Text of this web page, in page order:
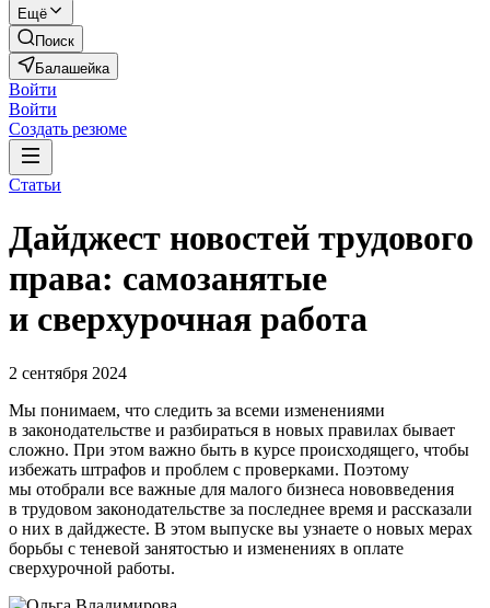
Ещё
Поиск
Балашейка
Войти
Войти
Создать резюме
Статьи
Дайджест новостей трудового
права: самозанятые
и сверхурочная работа
2 сентября 2024
Мы понимаем, что следить за всеми изменениями
в законодательстве и разбираться в новых правилах бывает
сложно. При этом важно быть в курсе происходящего, чтобы
избежать штрафов и проблем с проверками. Поэтому
мы отобрали все важные для малого бизнеса нововведения
в трудовом законодательстве за последнее время и рассказали
о них в дайджесте. В этом выпуске вы узнаете о новых мерах
борьбы с теневой занятостью и изменениях в оплате
сверхурочной работы.